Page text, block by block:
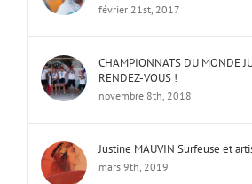
février 21st, 2017
CHAMPIONNATS DU MONDE
RENDEZ-VOUS !
novembre 8th, 2018
Justine MAUVIN Surfeuse et
mars 9th, 2019